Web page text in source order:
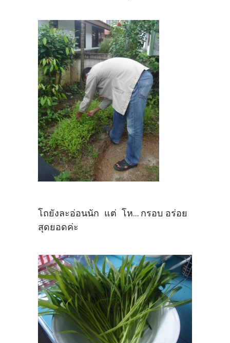
โถยังละอ่อนนัก แต่ โห... กรอบ อร่อย
สุดยอดค่ะ